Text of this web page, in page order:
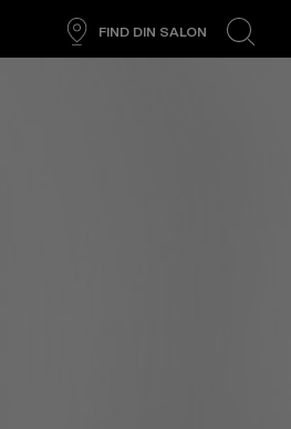
FIND DIN SALON
search